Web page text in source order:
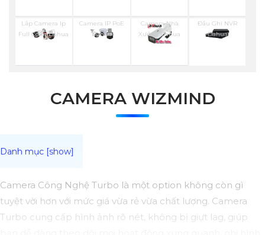
Lắp Camera Ip
Full Color Dahua
Camera IP PoE
Dahua
Camera Nhà
Xưởng Dahua
Đầu Ghi NVR
Dahua
CAMERA WIZMIND
Camera Công Nghệ Turbo là một option không còn gì
tuyệt vời hơn với mức giá vừa rẻ vừa chất lượng. Camera
Turbo cung cấp hình ảnh rõ nét, không bị giựt lag, giúp